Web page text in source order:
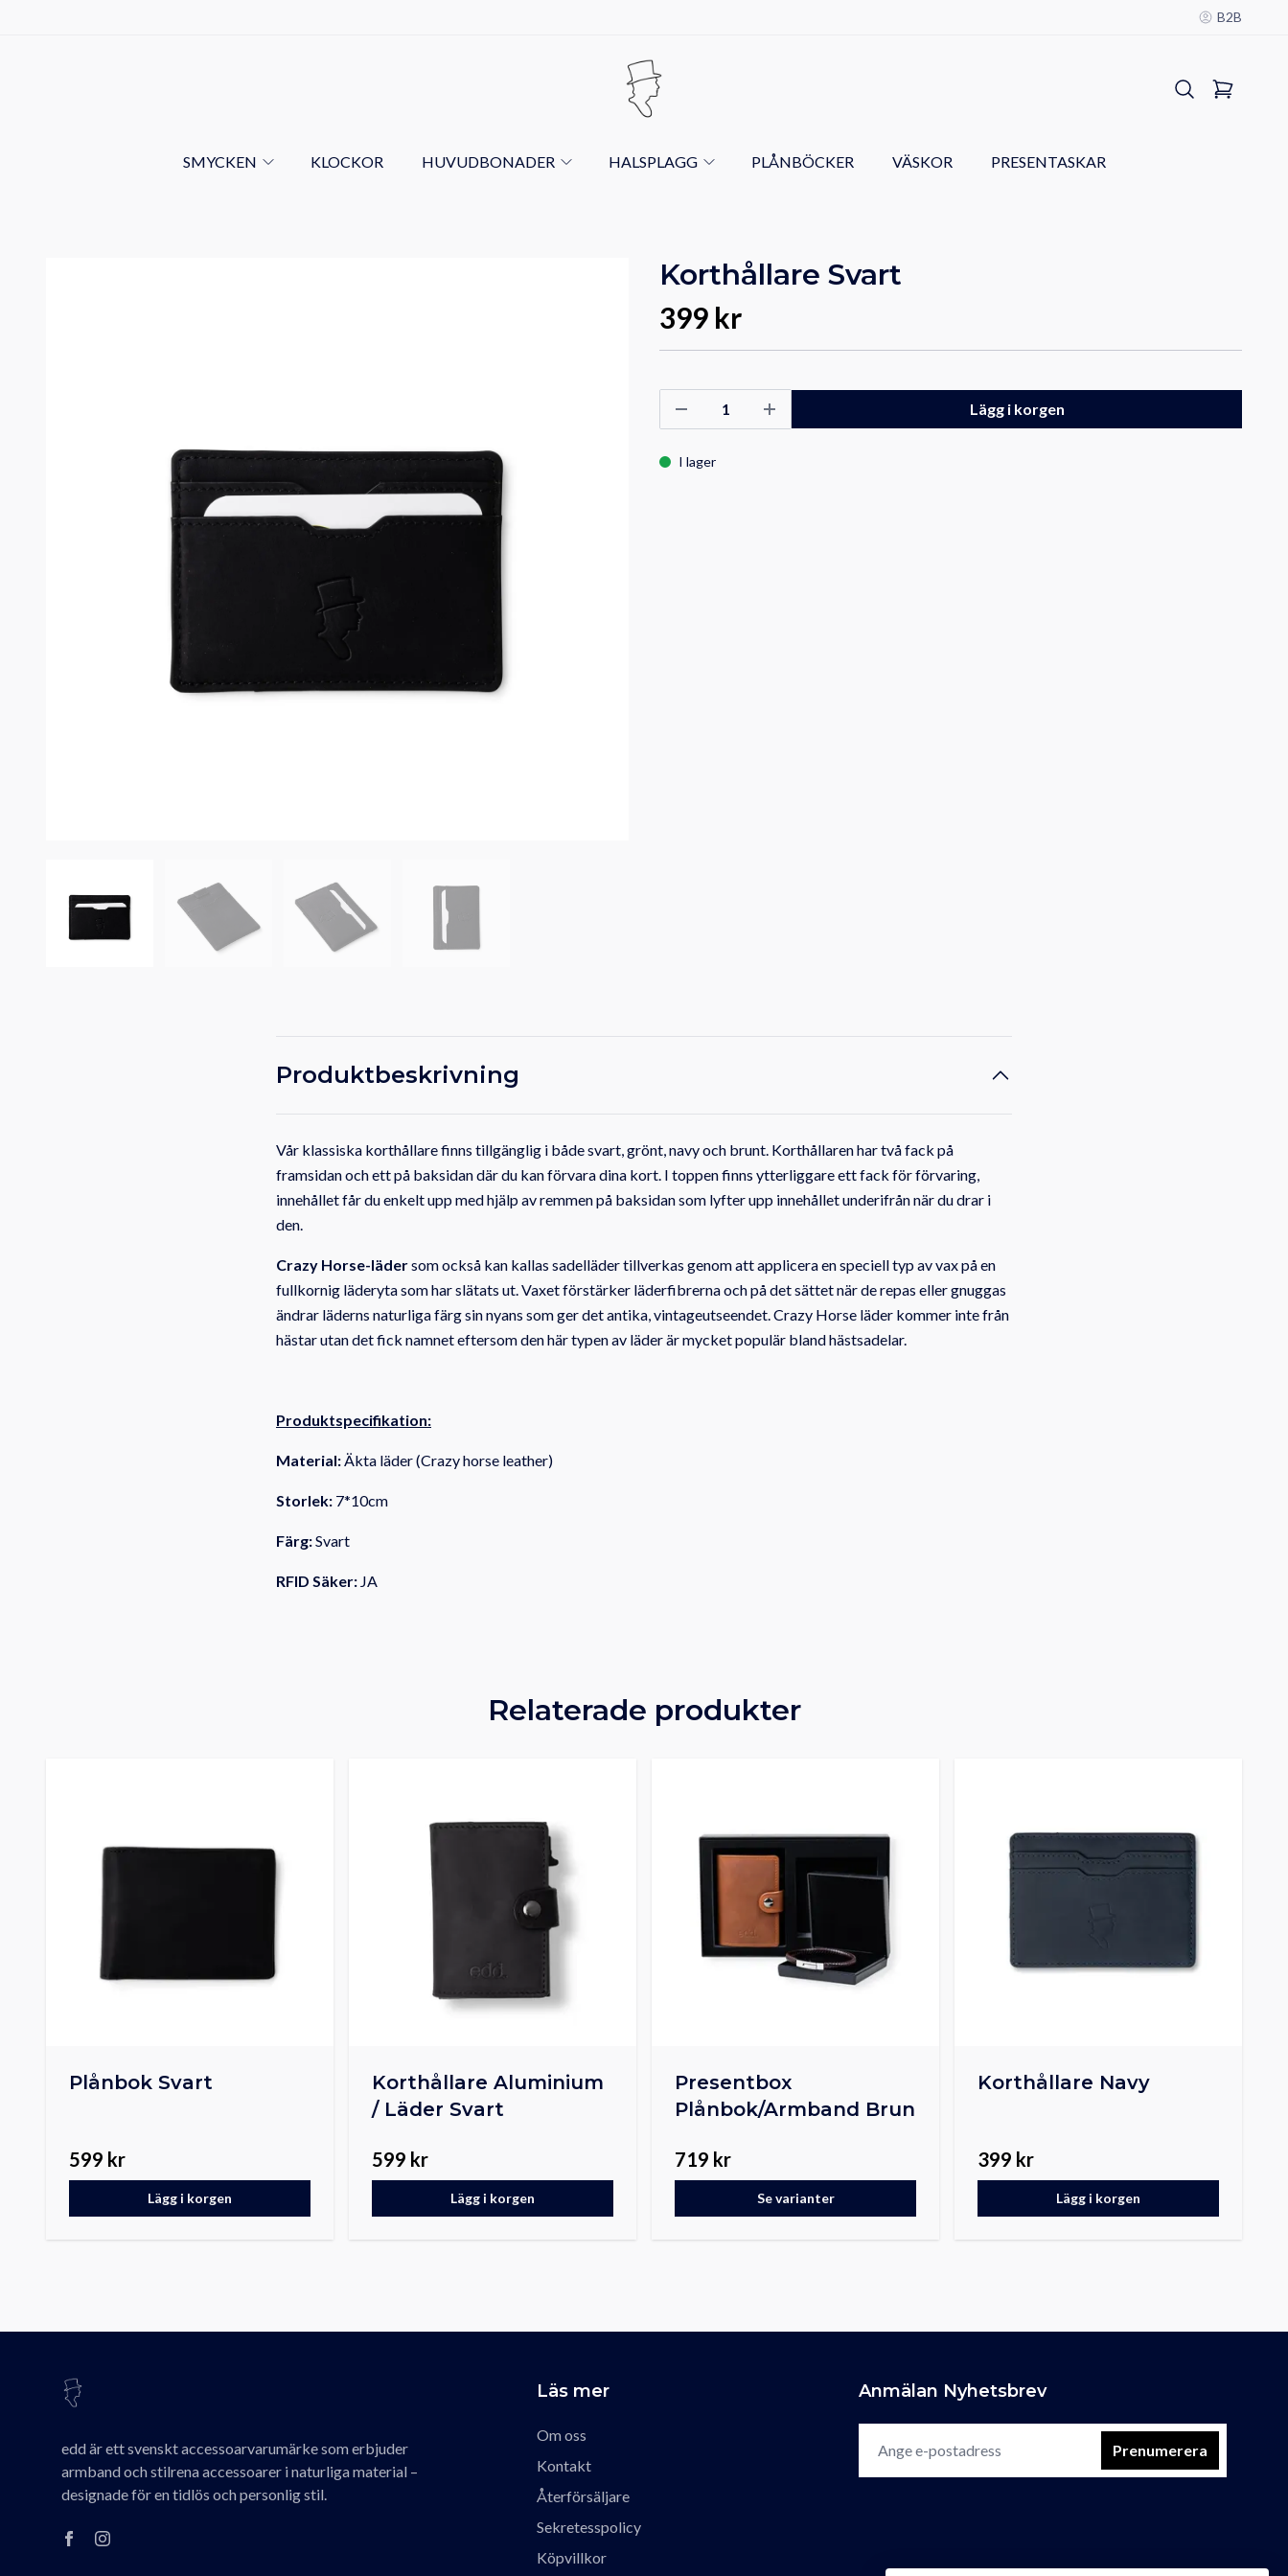
B2B
SMYCKEN KLOCKOR HUVUDBONADER HALSPLAGG PLÅNBÖCKER VÄSKOR PRESENTASKAR
Korthållare Svart
399 kr
Lägg i korgen
I lager
Produktbeskrivning
Vår klassiska korthållare finns tillgänglig i både svart, grönt, navy och brunt. Korthållaren har två fack på
framsidan och ett på baksidan där du kan förvara dina kort. I toppen finns ytterliggare ett fack för förvaring,
innehållet får du enkelt upp med hjälp av remmen på baksidan som lyfter upp innehållet underifrån när du drar i
den.
Crazy Horse-lädersom också kan kallas sadelläder tillverkas genom att applicera en speciell typ av vax på en
fullkornig läderyta som har slätats ut.Vaxet förstärker läderfibrerna och på det sättet när de repas eller gnuggas
ändrar läderns naturliga färg sin nyans som ger det antika, vintageutseendet.Crazy Horse läder kommer inte från
hästar utan det fick namnet eftersom den här typen av läder är mycket populär bland hästsadelar.
Produktspecifikation:
Material:Äkta läder (Crazy horse leather)
Storlek: 7*10cm
Färg:Svart
RFID Säker: JA
Relaterade produkter
Plånbok Svart
599 kr
Lägg i korgen
Korthållare Aluminium
/ Läder Svart
599 kr
Lägg i korgen
Presentbox
Plånbok/Armband Brun
719 kr
Se varianter
Korthållare Navy
399 kr
Lägg i korgen
edd är ett svenskt accessoarvarumärke som erbjuder
armband och stilrena accessoarer i naturliga material –
designade för en tidlös och personlig stil.
Läs mer
Om oss
Kontakt
Återförsäljare
Sekretesspolicy
Köpvillkor
Anmälan Nyhetsbrev
Prenumerera